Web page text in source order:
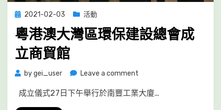
Posted
on
2021-02-03 活動
粵港澳大灣區環保建設總會成
立商貿館
bygei_user Leave a comment
港
成立儀式27日下午舉行於南豐工業大廈…